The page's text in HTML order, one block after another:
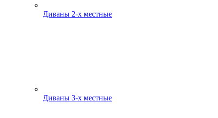
Диваны 2-х местные
Диваны 3-х местные